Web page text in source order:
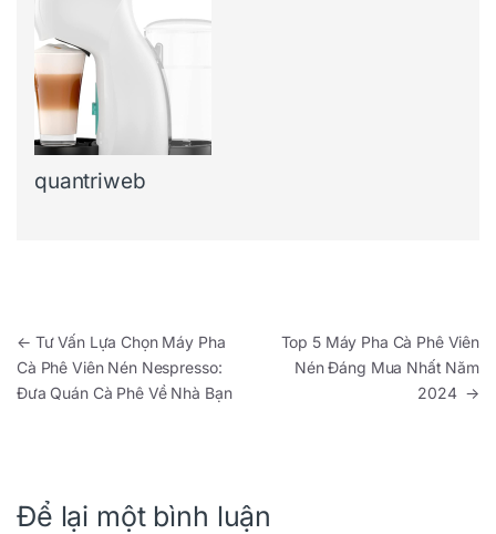
quantriweb
Điều hướng bài viết
← Tư Vấn Lựa Chọn Máy Pha
Cà Phê Viên Nén Nespresso:
Đưa Quán Cà Phê Về Nhà Bạn
Top 5 Máy Pha Cà Phê Viên
Nén Đáng Mua Nhất Năm
2024 →
Để lại một bình luận